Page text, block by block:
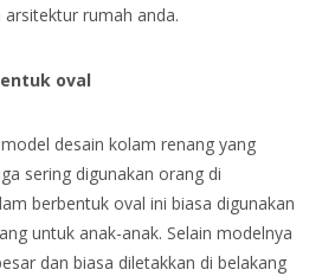
rumah anda.
oval
desain kolam renang yang
sering digunakan orang di
berbentuk oval ini biasa digunakan
untuk anak-anak. Selain modelnya
dan biasa diletakkan di belakang